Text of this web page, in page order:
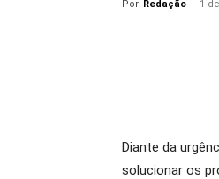
Por Redação - 1
Diante da
solucionar os